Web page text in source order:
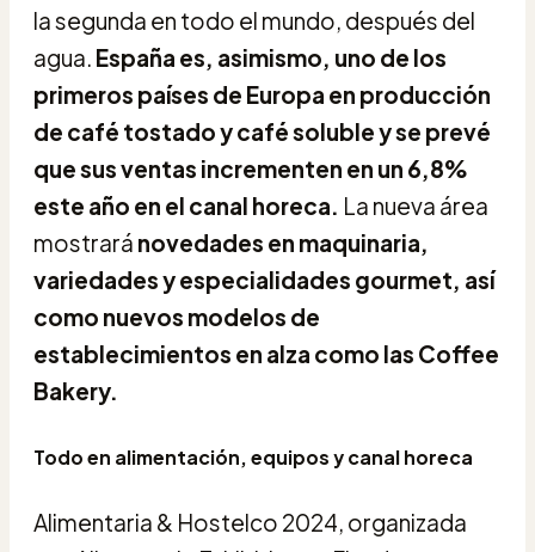
la segunda en todo el mundo, después del
agua. España es, asimismo, uno de los
primeros países de Europa en producción
de café tostado y café soluble y se prevé
que sus ventas incrementen en un 6,8%
este año en el canal horeca. La nueva área
mostrará novedades en maquinaria,
variedades y especialidades gourmet, así
como nuevos modelos de
establecimientos en alza como las Coffee
Bakery.
Todo en alimentación, equipos y canal horeca
Alimentaria & Hostelco 2024, organizada